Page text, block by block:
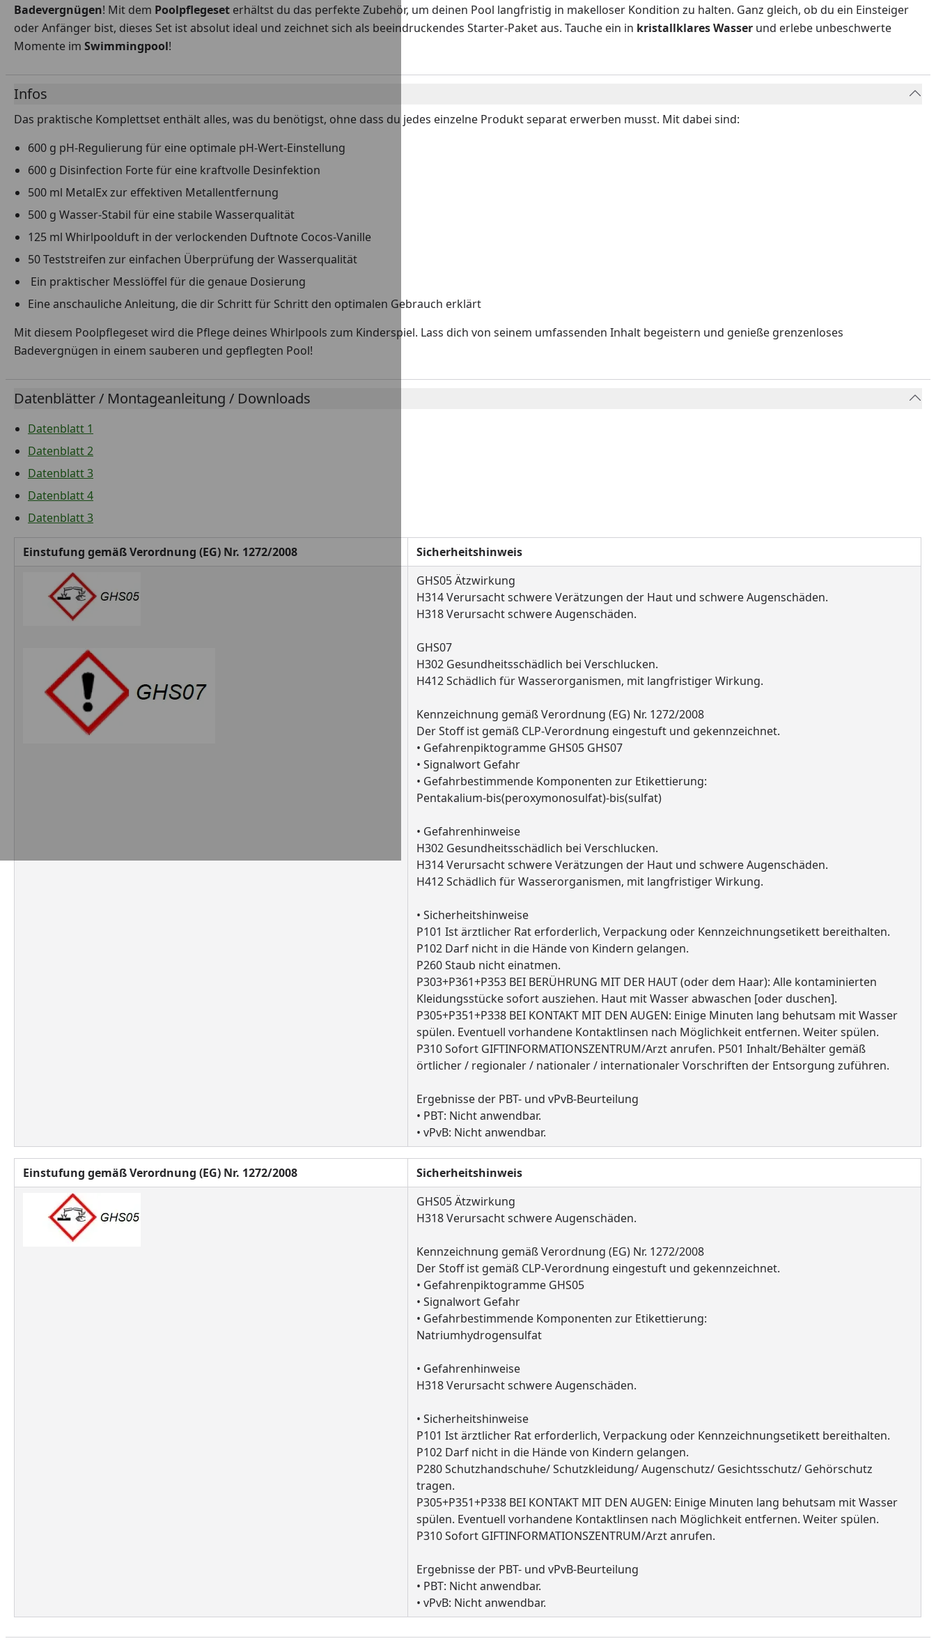
Badevergnügen! Mit dem Poolpflegeset erhältst du das perfekte Zubehör, um deinen Pool langfristig in makelloser Kondition zu halten. Ganz gleich, ob du ein Einsteiger
oder Anfänger bist, dieses Set ist absolut ideal und zeichnet sich als beeindruckendes Starter-Paket aus. Tauche ein in kristallklaresWasser und erlebe unbeschwerte
Momente im Swimmingpool!
Infos
Das praktische Komplettset enthält alles, was du benötigst, ohne dass du jedes einzelne Produkt separat erwerben musst. Mit dabei sind:
600 g pH-Regulierung für eine optimale pH-Wert-Einstellung
600 g Disinfection Forte für eine kraftvolle Desinfektion
500 ml MetalEx zur effektiven Metallentfernung
500 g Wasser-Stabil für eine stabile Wasserqualität
125 ml Whirlpoolduft in der verlockenden Duftnote Cocos-Vanille
50 Teststreifen zur einfachen Überprüfung der Wasserqualität
Ein praktischer Messlöffel für die genaue Dosierung
Eine anschauliche Anleitung, die dir Schritt für Schritt den optimalen Gebrauch erklärt
Mit diesem Poolpflegeset wird die Pflege deines Whirlpools zum Kinderspiel. Lass dich von seinem umfassenden Inhalt begeistern und genieße grenzenloses
Badevergnügen in einem sauberen und gepflegten Pool!
Datenblätter / Montageanleitung / Downloads
Datenblatt 1
Datenblatt 2
Datenblatt 3
Datenblatt 4
Datenblatt 3
Einstufung gemäß Verordnung (EG) Nr. 1272/2008
Sicherheitshinweis
GHS05 Ätzwirkung
H314 Verursacht schwere Verätzungen der Haut und schwere Augenschäden.
H318 Verursacht schwere Augenschäden.
GHS07
H302 Gesundheitsschädlich bei Verschlucken.
H412 Schädlich für Wasserorganismen, mit langfristiger Wirkung.
Kennzeichnung gemäß Verordnung (EG) Nr. 1272/2008
Der Stoff ist gemäß CLP-Verordnung eingestuft und gekennzeichnet.
• Gefahrenpiktogramme GHS05 GHS07
• Signalwort Gefahr
• Gefahrbestimmende Komponenten zur Etikettierung:
Pentakalium-bis(peroxymonosulfat)-bis(sulfat)
• Gefahrenhinweise
H302 Gesundheitsschädlich bei Verschlucken.
H314 Verursacht schwere Verätzungen der Haut und schwere Augenschäden.
H412 Schädlich für Wasserorganismen, mit langfristiger Wirkung.
• Sicherheitshinweise
P101 Ist ärztlicher Rat erforderlich, Verpackung oder Kennzeichnungsetikett bereithalten.
P102 Darf nicht in die Hände von Kindern gelangen.
P260 Staub nicht einatmen.
P303+P361+P353 BEI BERÜHRUNG MIT DER HAUT (oder dem Haar): Alle kontaminierten
Kleidungsstücke sofort ausziehen. Haut mit Wasser abwaschen [oder duschen].
P305+P351+P338 BEI KONTAKT MIT DEN AUGEN: Einige Minuten lang behutsam mit Wasser
spülen. Eventuell vorhandene Kontaktlinsen nach Möglichkeit entfernen. Weiter spülen.
P310 Sofort GIFTINFORMATIONSZENTRUM/Arzt anrufen. P501 Inhalt/Behälter gemäß
örtlicher / regionaler / nationaler / internationaler Vorschriften der Entsorgung zuführen.
Ergebnisse der PBT- und vPvB-Beurteilung
• PBT: Nicht anwendbar.
• vPvB: Nicht anwendbar.
Einstufung gemäß Verordnung (EG) Nr. 1272/2008
Sicherheitshinweis
GHS05 Ätzwirkung
H318 Verursacht schwere Augenschäden.
Kennzeichnung gemäß Verordnung (EG) Nr. 1272/2008
Der Stoff ist gemäß CLP-Verordnung eingestuft und gekennzeichnet.
• Gefahrenpiktogramme GHS05
• Signalwort Gefahr
• Gefahrbestimmende Komponenten zur Etikettierung:
Natriumhydrogensulfat
• Gefahrenhinweise
H318 Verursacht schwere Augenschäden.
• Sicherheitshinweise
P101 Ist ärztlicher Rat erforderlich, Verpackung oder Kennzeichnungsetikett bereithalten.
P102 Darf nicht in die Hände von Kindern gelangen.
P280 Schutzhandschuhe/ Schutzkleidung/ Augenschutz/ Gesichtsschutz/ Gehörschutz
tragen.
P305+P351+P338 BEI KONTAKT MIT DEN AUGEN: Einige Minuten lang behutsam mit Wasser
spülen. Eventuell vorhandene Kontaktlinsen nach Möglichkeit entfernen. Weiter spülen.
P310 Sofort GIFTINFORMATIONSZENTRUM/Arzt anrufen.
Ergebnisse der PBT- und vPvB-Beurteilung
• PBT: Nicht anwendbar.
• vPvB: Nicht anwendbar.